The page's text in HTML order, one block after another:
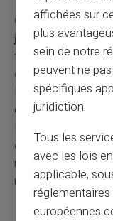
Ouvrir un
justificatifest
très facile grâce
en ligneet les
implique de
qualité du service
innovations
offrent. Pour ceux
rapidité sans
représentent une
affichées sur
plus
sein de notre
peuvent ne
spécifiques
juridiction.
Tous les
avec les lois
applicable,
européennes